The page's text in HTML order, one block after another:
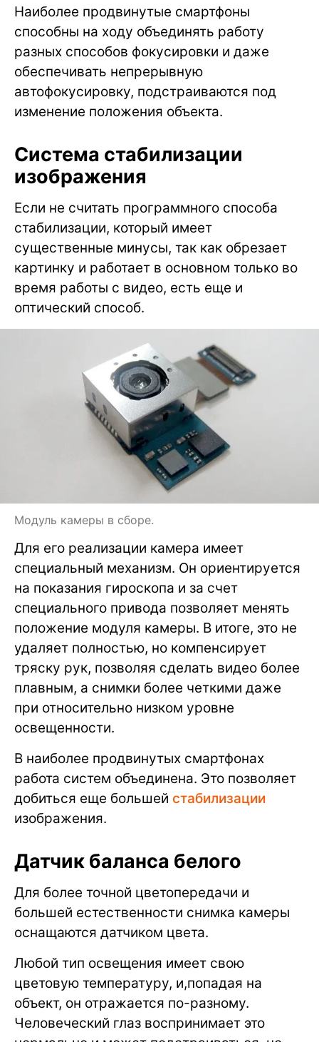
Наиболее продвинутые смартфоны
способны на ходу объединять работу
разных способов фокусировки и даже
обеспечивать непрерывную
автофокусировку, подстраиваются под
изменение положения объекта.
Система стабилизации
изображения
Если не считать программного способа
стабилизации, который имеет
существенные минусы, так как обрезает
картинку и работает в основном только во
время работы с видео, есть еще и
оптический способ.
Модуль камеры в сборе.
Для его реализации камера имеет
специальный механизм. Он ориентируется
на показания гироскопа и за счет
специального привода позволяет менять
положение модуля камеры. В итоге, это не
удаляет полностью, но компенсирует
тряску рук, позволяя сделать видео более
плавным, а снимки более четкими даже
при относительно низком уровне
освещенности.
В наиболее продвинутых смартфонах
работа систем объединена. Это позволяет
добиться еще большей стабилизации
изображения.
Датчик баланса белого
Для более точной цветопередачи и
большей естественности снимка камеры
оснащаются датчиком цвета.
Любой тип освещения имеет свою
цветовую температуру, и,попадая на
объект, он отражается по-разному.
Человеческий глаз воспринимает это